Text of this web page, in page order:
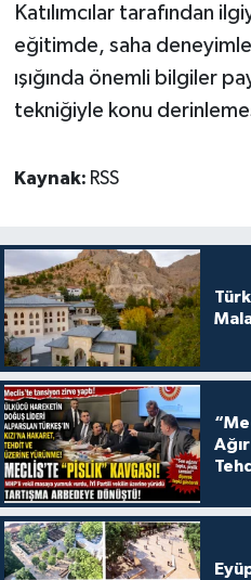
Katılımcılar tarafından
eğitimde, saha
ışığında önemli bilgiler
tekniğiyle konu
Kaynak: RSS